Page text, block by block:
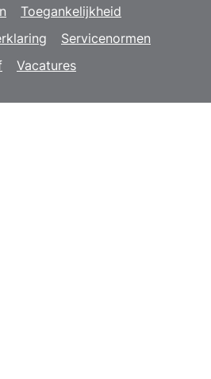
Toegankelijkheid
Servicenormen
Vacatures